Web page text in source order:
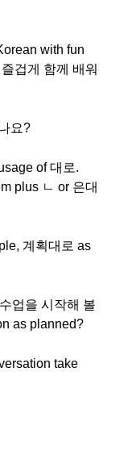
with fun
겁게 함께 배워
요?
of 대로.
plus ㄴ or 은대
계획대로 as
업을 시작해 볼
as planned?
take